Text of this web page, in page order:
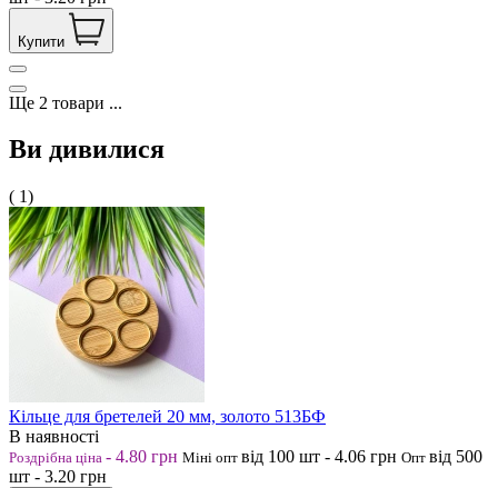
Купити
Ще 2 товари ...
Ви дивилися
( 1)
Кільце для бретелей 20 мм, золото 513БФ
В наявності
Роздрібна ціна - 4.80 грн Міні опт від 100 шт - 4.06 грн Опт від 500
шт - 3.20 грн